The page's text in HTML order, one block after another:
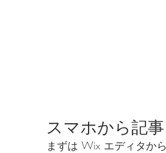
スマホから記
まずは Wix エディタか